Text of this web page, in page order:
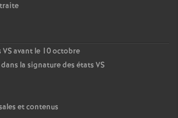
VSavant le 10 octobre
la signature des états VS
et contenus